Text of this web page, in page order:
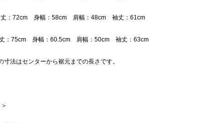
：72cm 身幅：58cm 肩幅：48cm 袖丈：61cm
：75cm 身幅：60.5cm 肩幅：50cm 袖丈：63cm
寸法はセンターから裾元までの長さです。